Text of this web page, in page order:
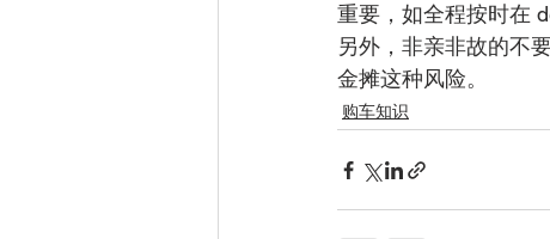
重要，如全程按时在
另外，非亲非故的不
金摊这种风险。
购车知识